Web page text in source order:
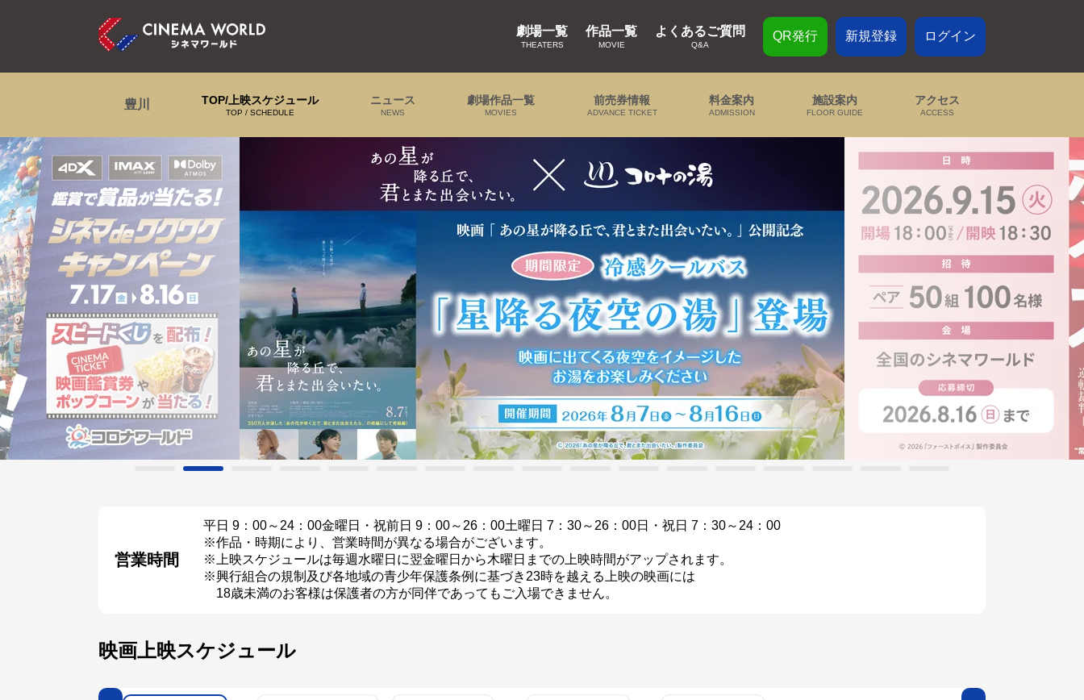
劇場一覧
THEATERS
作品一覧
MOVIE
よくあるご質問
Q&A
QR発行 新規登録 ログイン
豊川 TOP/上映スケジュール
TOP / SCHEDULE
ニュース
NEWS
劇場作品一覧
MOVIES
前売券情報
ADVANCE TICKET
料金案内
ADMISSION
施設案内
FLOOR GUIDE
アクセス
ACCESS
営業時間
平日 9：00～24：00金曜日・祝前日 9：00～26：00土曜日 7：30～26：00日・祝日 7：30～24：00
※作品・時期により、営業時間が異なる場合がございます。
※上映スケジュールは毎週水曜日に翌金曜日から木曜日までの上映時間がアップされます。
※興行組合の規制及び各地域の青少年保護条例に基づき23時を越える上映の映画には
18歳未満のお客様は保護者の方が同伴であってもご入場できません。
映画上映スケジュール